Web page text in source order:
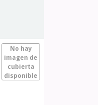
No hay
imagen de
cubierta
disponible